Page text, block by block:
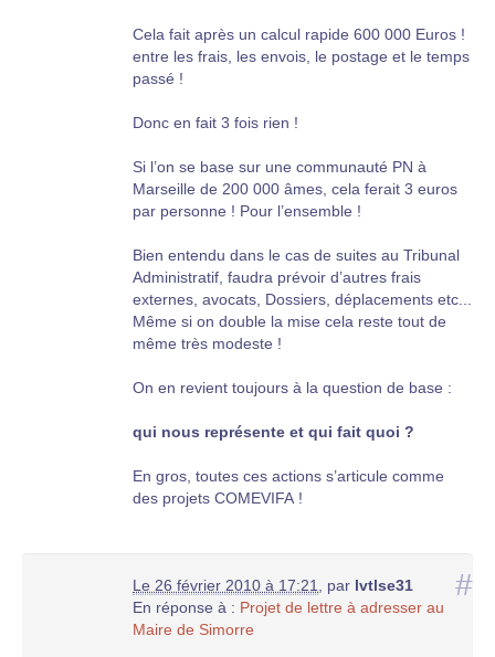
Cela fait après un calcul rapide 600 000 Euros !
entre les frais, les envois, le postage et le temps
passé !
Donc en fait 3 fois rien !
Si l’on se base sur une communauté PN à
Marseille de 200 000 âmes, cela ferait 3 euros
par personne ! Pour l’ensemble !
Bien entendu dans le cas de suites au Tribunal
Administratif, faudra prévoir d’autres frais
externes, avocats, Dossiers, déplacements etc...
Même si on double la mise cela reste tout de
même très modeste !
On en revient toujours à la question de base :
qui nous représente et qui fait quoi ?
En gros, toutes ces actions s’articule comme
des projets COMEVIFA !
#
Le 26 février 2010 à 17:21 par lvtlse31
En réponse à : Projet de lettre à adresser au
Maire de Simorre